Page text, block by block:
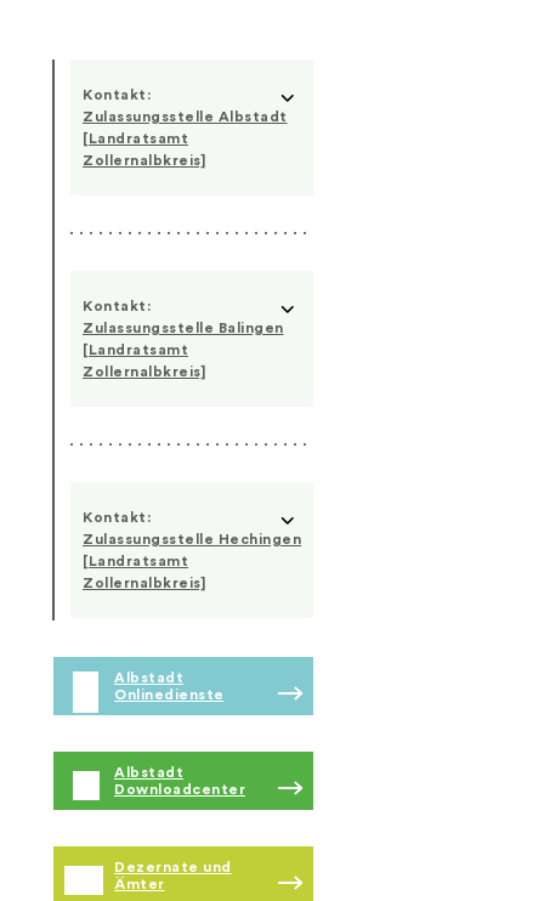
Kontakt:
Zulassungsstelle Albstadt
[Landratsamt
Zollernalbkreis]
Kontakt:
Zulassungsstelle Balingen
[Landratsamt
Zollernalbkreis]
Kontakt:
Zulassungsstelle Hechingen
[Landratsamt
Zollernalbkreis]
Albstadt
Onlinedienste
Albstadt
Downloadcenter
Dezernate und
Ämter